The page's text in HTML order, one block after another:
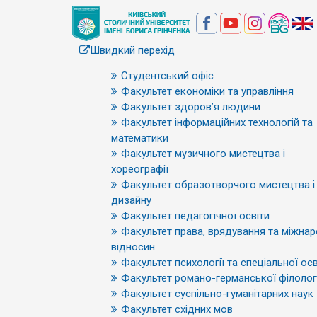
Швидкий перехід
Студентський офіс
Факультет економіки та управління
Факультет здоров’я людини
Факультет інформаційних технологій та
математики
Факультет музичного мистецтва і
хореографії
Факультет образотворчого мистецтва і
дизайну
Факультет педагогічної освіти
Факультет права, врядування та
відносин
Факультет психології та спеціальної
Факультет романо-германської
Факультет суспільно-гуманітарних наук
Факультет східних мов